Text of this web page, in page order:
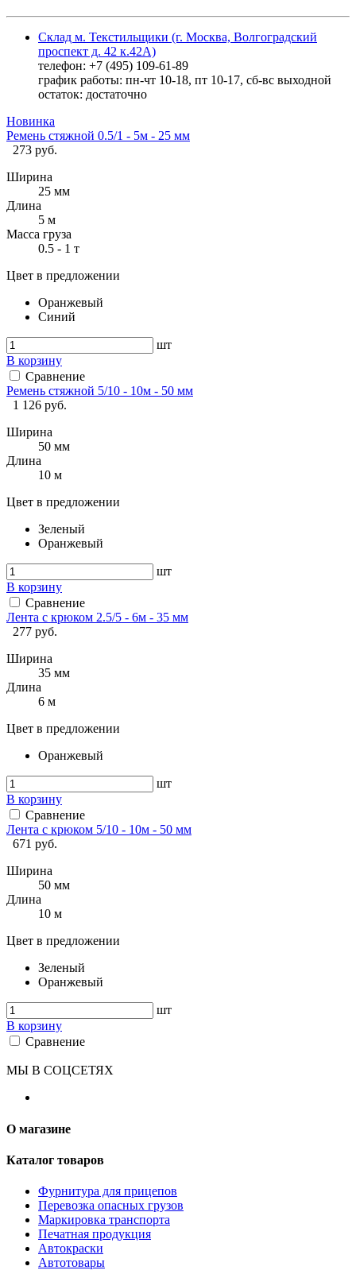
Склад м. Текстильщики (г. Москва, Волгоградский
проспект д. 42 к.42А)
телефон: +7 (495) 109-61-89
график работы: пн-чт 10-18, пт 10-17, сб-вс выходной
остаток: достаточно
Новинка
Ремень стяжной 0.5/1 - 5м - 25 мм
273 руб.
Ширина
25 мм
Длина
5 м
Масса груза
0.5 - 1 т
Цвет в предложении
Оранжевый
Синий
шт
В корзину
Сравнение
Ремень стяжной 5/10 - 10м - 50 мм
1 126 руб.
Ширина
50 мм
Длина
10 м
Цвет в предложении
Зеленый
Оранжевый
шт
В корзину
Сравнение
Лента с крюком 2.5/5 - 6м - 35 мм
277 руб.
Ширина
35 мм
Длина
6 м
Цвет в предложении
Оранжевый
шт
В корзину
Сравнение
Лента с крюком 5/10 - 10м - 50 мм
671 руб.
Ширина
50 мм
Длина
10 м
Цвет в предложении
Зеленый
Оранжевый
шт
В корзину
Сравнение
МЫ В СОЦСЕТЯХ
О магазине
Каталог товаров
Фурнитура для прицепов
Перевозка опасных грузов
Маркировка транспорта
Печатная продукция
Автокраски
Автотовары